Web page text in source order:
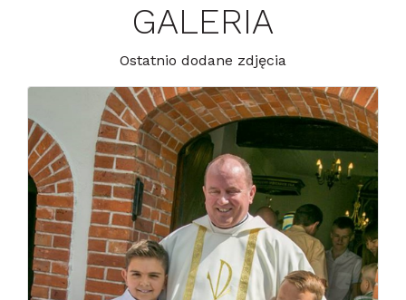
GALERIA
Ostatnio dodane zdjęcia